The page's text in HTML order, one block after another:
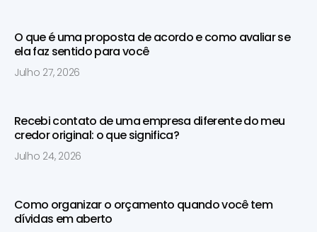
O que é uma proposta de acordo e como avaliar se
ela faz sentido para você
Julho 27, 2026
Recebi contato de uma empresa diferente do meu
credor original: o que significa?
Julho 24, 2026
Como organizar o orçamento quando você tem
dívidas em aberto